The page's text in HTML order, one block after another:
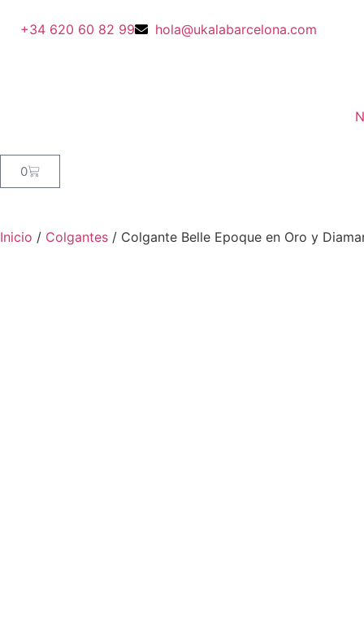
+34 620 60 82 99 hola@ukalabarcelona.com
0
Inicio / Colgantes / Colgante Belle Epoque en Oro y